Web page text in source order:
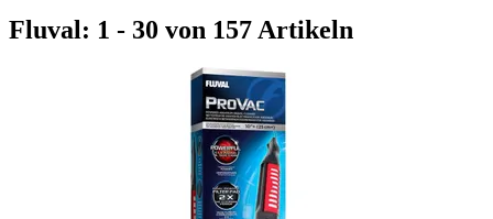
Fluval: 1 - 30 von 157 Artikeln